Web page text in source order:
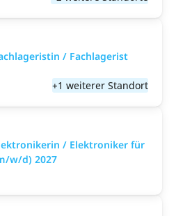
/ Fachlagerist
+1 weiterer Standort
/ Elektroniker für
w/d) 2027